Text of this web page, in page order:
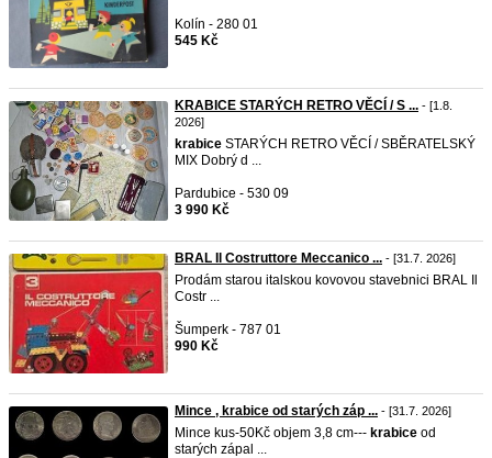
Kolín - 280 01
545 Kč
KRABICE STARÝCH RETRO VĚCÍ / S ... - [1.8.
2026]
krabice STARÝCH RETRO VĚCÍ / SBĚRATELSKÝ
MIX Dobrý d ...
Pardubice - 530 09
3 990 Kč
BRAL Il Costruttore Meccanico ... - [31.7. 2026]
Prodám starou italskou kovovou stavebnici BRAL Il
Costr ...
Šumperk - 787 01
990 Kč
Mince , krabice od starých záp ... - [31.7. 2026]
Mince kus-50Kč objem 3,8 cm--- krabice od
starých zápal ...